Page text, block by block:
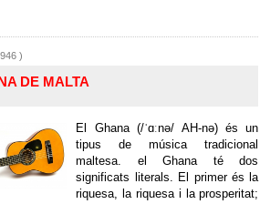
)
DE MALTA
El Ghana (/ˈɑːnə/ AH-nə) és un
tipus de música tradicional
maltesa. el Ghana té dos
significats literals. El primer és la
riquesa, la riquesa i la prosperitat;